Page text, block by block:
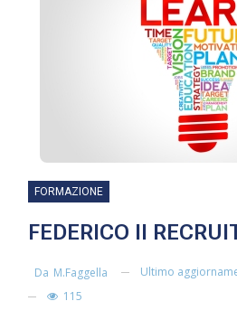
FORMAZIONE
FEDERICO II
Da M.faggella Ultimo
115